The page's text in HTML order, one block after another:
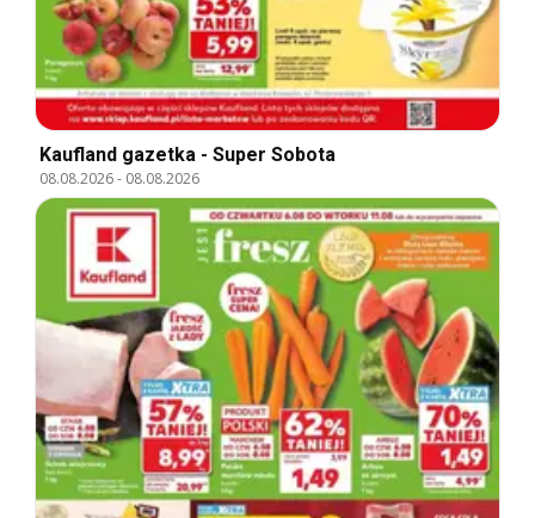
Kaufland gazetka - Super Sobota
08.08.2026- 08.08.2026